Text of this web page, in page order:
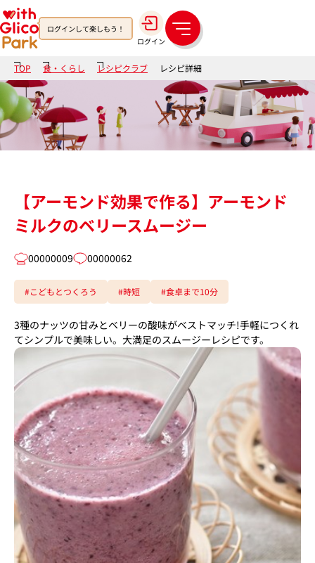
ログインして楽しもう！
ログイン
メ
ニ
ュ
ー
TOP 食・くらし レシピクラブ レシピ詳細
【アーモンド効果で作る】アーモンド
ミルクのベリースムージー
00000009 00000062
#こどもとつくろう #時短 #食卓まで10分
3種のナッツの甘みとベリーの酸味がベストマッチ!手軽につくれ
てシンプルで美味しい。大満足のスムージーレシピです。